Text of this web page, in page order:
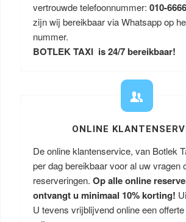
vertrouwde telefoonnummer: 010-
zijn wij bereikbaar via Whatsapp op
nummer.
BOTLEK TAXI is 24/7 bereikbaar!
ONLINE
De online klantenservice, van Botlek
per dag bereikbaar voor al uw vragen
reserveringen. Op alle online
ontvangt u minimaal 10% korting!
U tevens vrijblijvend online een offerte